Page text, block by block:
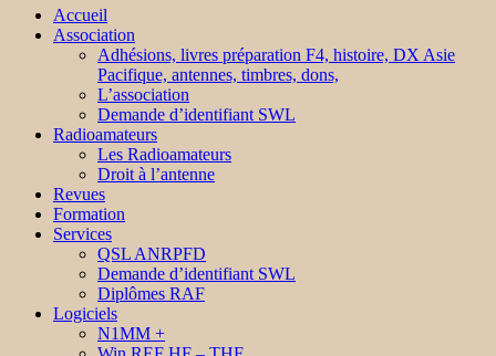
Accueil
Association
Adhésions, livres préparation F4, histoire, DX Asie
Pacifique, antennes, timbres, dons,
L’association
Demande d’identifiant SWL
Radioamateurs
Les Radioamateurs
Droit à l’antenne
Revues
Formation
Services
QSL ANRPFD
Demande d’identifiant SWL
Diplômes RAF
Logiciels
N1MM +